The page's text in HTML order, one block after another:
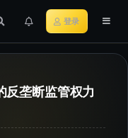
登录
反垄断监管权力